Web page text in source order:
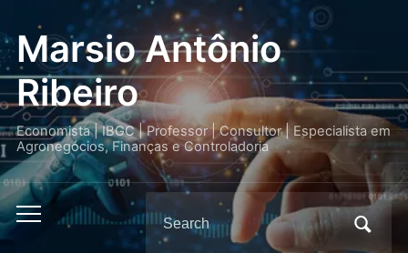
Marsio Antônio
Ribeiro
Economista | IBGC | Professor | Consultor | Especialista em
Agronegócios, Finanças e Controladoria
Toggle
for: